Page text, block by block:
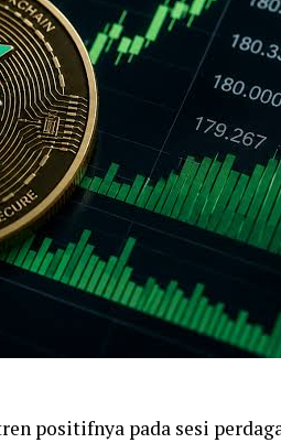
positifnya pada sesi